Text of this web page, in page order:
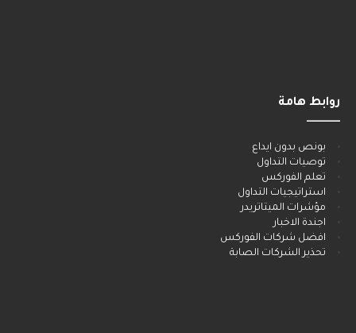
روابط هامة
______
بونص بدون ايداع
توصيات التداول
تعلم الفوركس
استراتيجيات التداول
مؤشرات الميتاتريدر
اجندة الاخبار
افضل شركات الفوركس
تحذير الشركات الصابة